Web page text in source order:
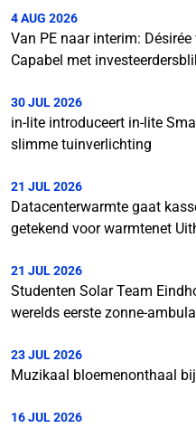
4 AUG 2026
Van PE naar interim:
Capabel met
30 JUL 2026
in-lite introduceert in-lite
slimme tuinverlichting
21 JUL 2026
Datacenterwarmte gaat
getekend voor warmtenet
21 JUL 2026
Studenten Solar Team
werelds eerste zonne-
23 JUL 2026
Muzikaal bloemenonthaal
16 JUL 2026